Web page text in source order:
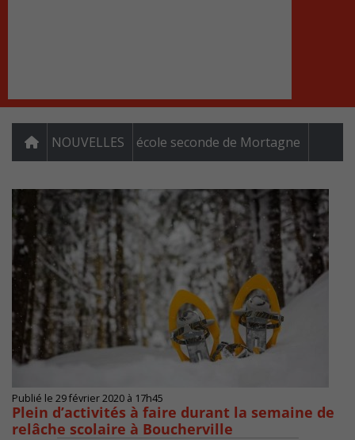
NOUVELLES école seconde de Mortagne
Publié le 29 février 2020 à 17h45
Plein d’activités à faire durant la semaine de
relâche scolaire à Boucherville